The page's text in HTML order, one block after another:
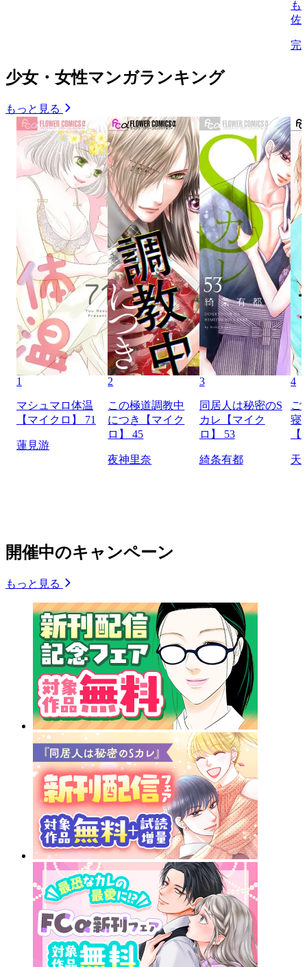
も
佐
完
少女・女性マンガランキング
もっと見る
1
マシュマロ体温
【マイクロ】 71
蓮見游
2
この極道調教中
につき【マイク
ロ】 45
夜神里奈
3
同居人は秘密のS
カレ【マイク
ロ】 53
綺条有都
4
ご
寝
天
開催中のキャンペーン
もっと見る